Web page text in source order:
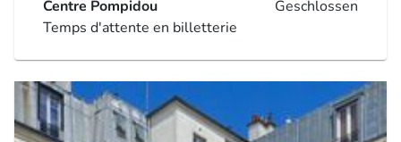
Centre Pompidou
Temps d'attente en billetterie
Geschlossen